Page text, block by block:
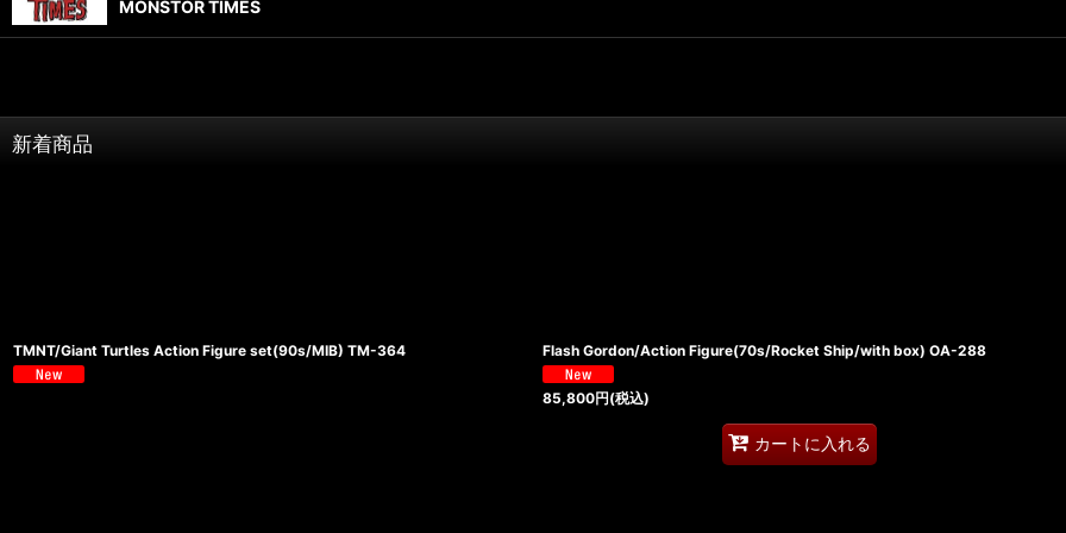
MONSTOR TIMES
新着商品
TMNT/Giant Turtles Action Figure set(90s/MIB) TM-364 Flash Gordon/Action Figure(70s/Rocket Ship/with box) OA-288
85,800円(税込)
カートに入れる